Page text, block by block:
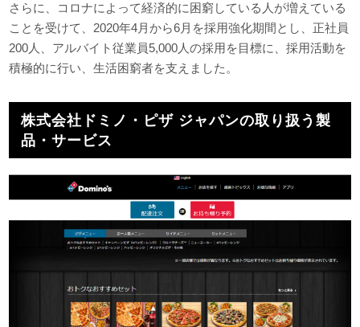
さらに、コロナによって経済的に困窮している人が増えている
ことを受けて、2020年4月から6月を採用強化期間とし、正社員
200人、アルバイト従業員5,000人の採用を目標に、採用活動を
積極的に行い、生活困窮者を支えました。
株式会社ドミノ・ピザ ジャパンの取り扱う製
品・サービス